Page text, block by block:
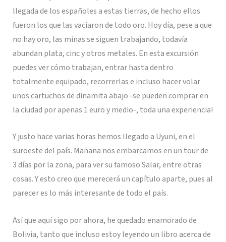
llegada de los españoles a estas tierras, de hecho ellos
fueron los que las vaciaron de todo oro. Hoy día, pese a que
no hay oro, las minas se siguen trabajando, todavía
abundan plata, cinc y otros metales. En esta excursión
puedes ver cómo trabajan, entrar hasta dentro
totalmente equipado, recorrerlas e incluso hacer volar
unos cartuchos de dinamita abajo -se pueden comprar en
la ciudad por apenas 1 euro y medio-, toda una experiencia!
Y justo hace varias horas hemos llegado a Uyuni, en el
suroeste del país. Mañana nos embarcamos en un tour de
3 días por la zona, para ver su famoso Salar, entre otras
cosas. Y esto creo que merecerá un capítulo aparte, pues al
parecer es lo más interesante de todo el país.
Así que aquí sigo por ahora, he quedado enamorado de
Bolivia, tanto que incluso estoy leyendo un libro acerca de